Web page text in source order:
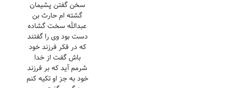
سخن گفتن پشیمان
گشته ام حارث بن
عبدالله سخت گشاده
دست بود وی را گفتند
که در فکر فرزند خود
باش گفت از خدا
شرمم آید که بر فرزند
خود به جز او تکیه کنم